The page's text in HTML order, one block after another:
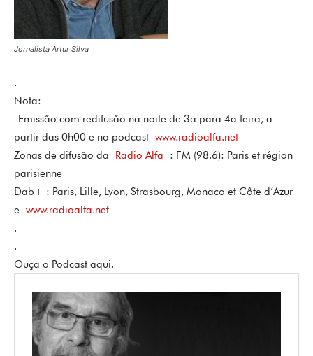
Jornalista Artur Silva
.
Nota:
-Emissão com redifusão na noite de 3a para 4a feira, a
partir das 0h00 e no podcast www.radioalfa.net
Zonas de difusão da Radio Alfa : FM (98.6): Paris et région
parisienne
Dab+ : Paris, Lille, Lyon, Strasbourg, Monaco et Côte d’Azur
e www.radioalfa.net
.
.
Ouça o Podcast aqui.